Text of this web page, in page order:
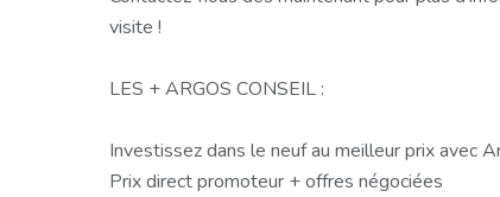
visite !
LES + ARGOS CONSEIL :
Investissez dans le neuf au meilleur prix avec
Prix direct promoteur + offres négociées